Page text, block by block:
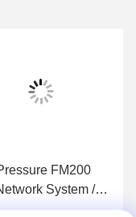
FM200
System /
Fire